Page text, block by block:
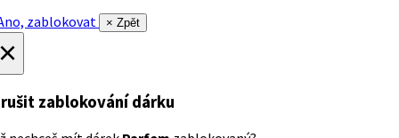
zablokovat
× Zpět
zablokování dárku